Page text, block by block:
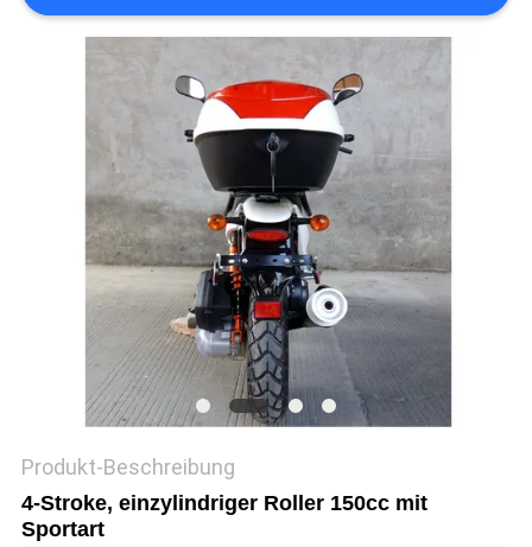
ZITAT
SITEMAP
DATENSCHUTZRICHTLINIE
Produkt-Beschreibung
4-Stroke, einzylindriger Roller 150cc mit
Sportart